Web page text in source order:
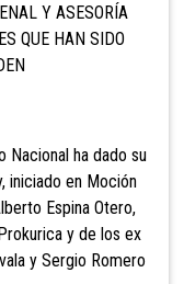
Y ASESORÍA
QUE HAN SIDO
ha dado su
iniciado en Moción
Espina Otero,
y de los ex
y Sergio Romero